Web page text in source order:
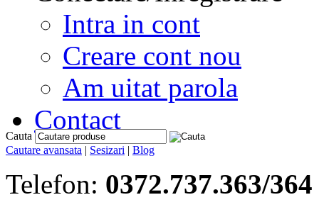
Intra in cont
Creare cont nou
Am uitat parola
Contact
Cauta
Cautare avansata | Sesizari | Blog
Telefon: 0372.737.363/364